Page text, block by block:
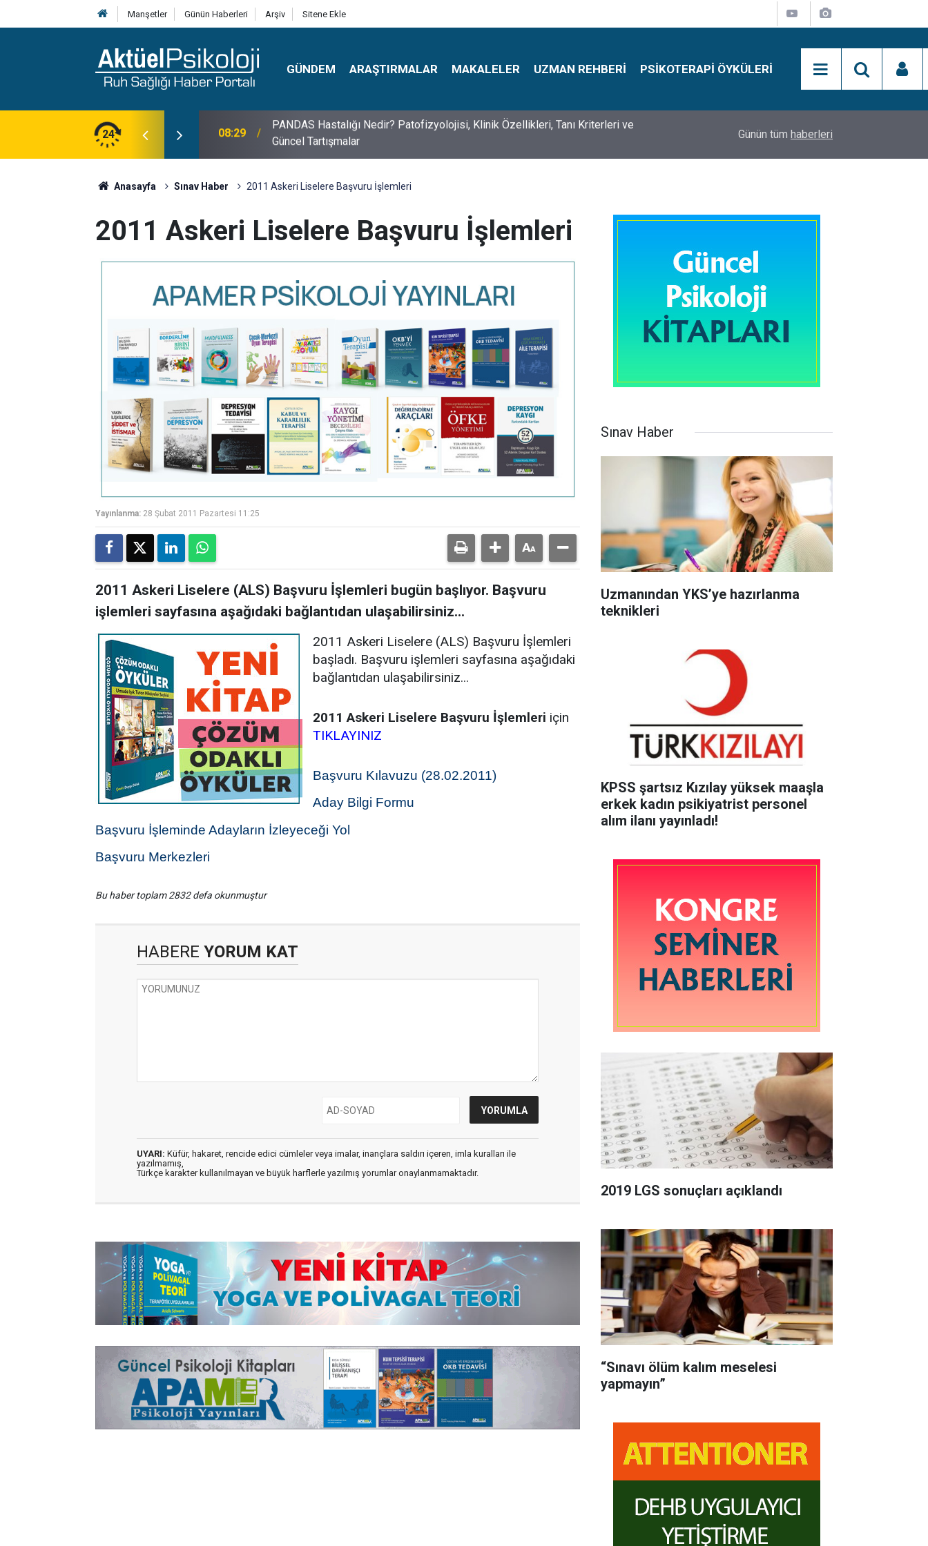
Manşetler Günün Haberleri Arşiv Sitene Ekle
GÜNDEM ARAŞTIRMALAR MAKALELER UZMAN REHBERI PSIKOTERAPI ÖYKÜLERI
24
Klinik Özellikleri, Tanı Kriterleri ve
10:30 10 Mayıs Psikologlar Günü Nasıl Ortaya Çıktı? 10 Mayıs Tarihinin Hikayesi Simon Says Dikkat Programı Nedir?
Günün tüm haberleri
Anasayfa Sınav Haber 2011 Askeri Liselere Başvuru İşlemleri
2011 Askeri Liselere Başvuru İşlemleri
Yayınlanma: 28 Şubat 2011 Pazartesi 11:25
2011 Askeri Liselere (ALS) Başvuru İşlemleri bugün başlıyor. Başvuru
işlemleri sayfasına aşağıdaki bağlantıdan ulaşabilirsiniz...
2011 Askeri Liselere (ALS) Başvuru İşlemleri
başladı. Başvuru işlemleri sayfasına aşağıdaki
bağlantıdan ulaşabilirsiniz...
2011 Askeri Liselere Başvuru İşlemleri için
TIKLAYINIZ
Başvuru Kılavuzu (28.02.2011)
Aday Bilgi Formu
Başvuru İşleminde Adayların İzleyeceği Yol
Başvuru Merkezleri
Bu haber toplam 2832 defa okunmuştur
HABERE YORUM KAT
UYARI: Küfür, hakaret, rencide edici cümleler veya imalar, inançlara saldırı içeren, imla kuralları ile
yazılmamış,
Türkçe karakter kullanılmayan ve büyük harflerle yazılmış yorumlar onaylanmamaktadır.
Sınav Haber
Uzmanından YKS’ye hazırlanma
teknikleri
KPSS şartsız Kızılay yüksek maaşla
erkek kadın psikiyatrist personel
alım ilanı yayınladı!
2019 LGS sonuçları açıklandı
“Sınavı ölüm kalım meselesi
yapmayın”